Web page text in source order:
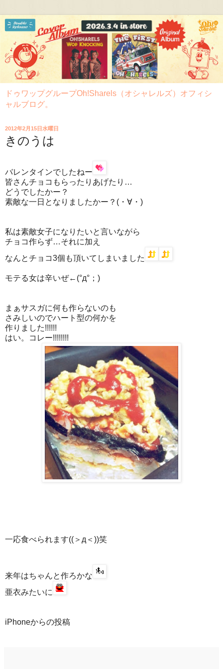
ドゥワップグループOh!Sharels（オシャレルズ）オフィシ
ャルブログ。
2012年2月15日水曜日
きのうは
バレンタインでしたねー
皆さんチョコもらったりあげたり…
どうでしたかー？
素敵な一日となりましたかー？(・∀・)
私は素敵女子になりたいと言いながら
チョコ作らず…それに加え
なんとチョコ3個も頂いてしまいました
モテる女は辛いぜ←(°д°；)
まぁサスガに何も作らないのも
さみしいのでハート型の何かを
作りました!!!!!!
はい。コレー!!!!!!!!
一応食べられます((＞д＜))笑
来年はちゃんと作ろかな
亜衣みたいに
iPhoneからの投稿